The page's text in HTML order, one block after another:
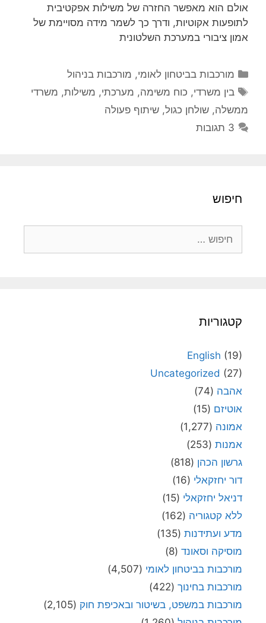
אולם הוא מאפשר החזרה של משילות אפקטיבית
לתופעות אקוטיות, ודרך כך לשמר מידה מסויימת של
אמון ציבורי במערכת השלטונית
קטגוריות
מורכבות בביטחון לאומי, מורכבות בניהול
תגיות
בין משרדי, כוח משימה, מערכתי, משילות, משרדי
ממשלה, שולחן כגול, שיתוף פעולה
3 תגובות
חיפוש
קטגוריות
English (19)
Uncategorized (27)
אהבה (74)
אוטיזם (15)
אמונה (1,277)
אמנות (253)
גרשון הכהן (818)
דור יחזקאלי (16)
דניאל יחזקאלי (15)
ללא קטגוריה (162)
מדע ועתידנות (135)
מוסיקה וסאונד (8)
מורכבות בביטחון לאומי (4,507)
מורכבות בחינוך (422)
מורכבות במשפט, בשיטור ובאכיפת חוק (2,105)